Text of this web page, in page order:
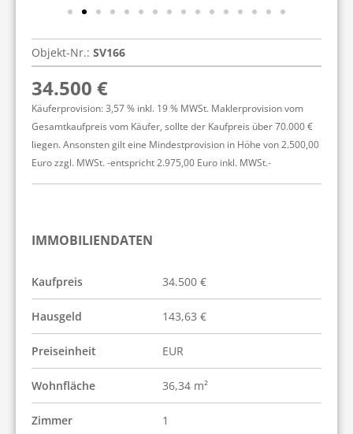
Objekt-Nr.: SV166
34.500 €
Käuferprovision: 3,57 % inkl. 19 % MWSt. Maklerprovision vom
Gesamtkaufpreis vom Käufer, sollte der Kaufpreis über 70.000 €
liegen. Ansonsten gilt eine Mindestprovision in Höhe von 2.500,00
Euro zzgl. MWSt. -entspricht 2.975,00 Euro inkl. MWSt.-
IMMOBILIENDATEN
Kaufpreis 34.500 €
Hausgeld 143,63 €
Preiseinheit EUR
Wohnfläche 36,34 m²
Zimmer 1